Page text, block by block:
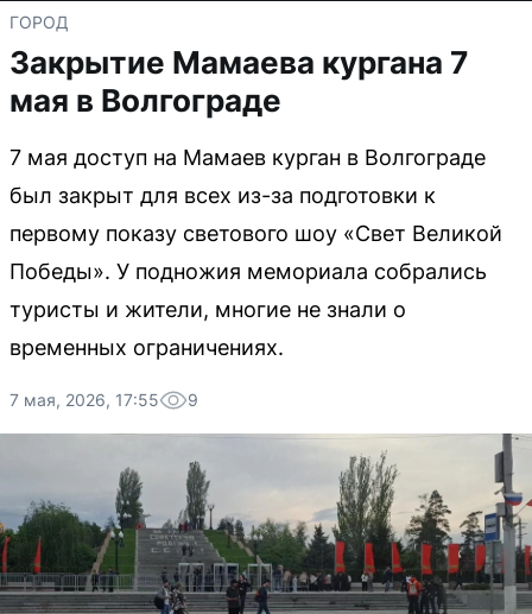
ГОРОД
Закрытие Мамаева кургана 7
мая в Волгограде
7 мая доступ на Мамаев курган в Волгограде
был закрыт для всех из-за подготовки к
первому показу светового шоу «Свет Великой
Победы». У подножия мемориала собрались
туристы и жители, многие не знали о
временных ограничениях.
7 мая, 2026, 17:55 9